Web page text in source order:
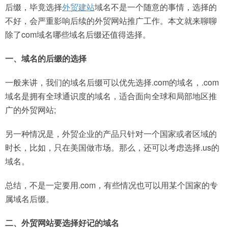
后缀，毕竟选择外贸建站域名不是一个随意的事情，选择的
不好，会严重影响后续的外贸网站推广工作。本文就来聊聊
除了com域名哪些域名后缀还值得选择。
一、域名的后缀的选择
一般来讲，我们的域名后缀可以优先选择.com的域名，.com
域名是拥有全球通识度的域名，适合面向全球和局部地区推
广的外贸网站;
另一种情况是，外贸企业的产品只针对一个国家或者区域的
时长，比如，只在美国做市场。那么，还可以考虑选择.us的
域名。
总结，不是一定要用.com，有些情况也可以用某个国家的专
属域名后缀。
二、外贸网站要选择好记的域名